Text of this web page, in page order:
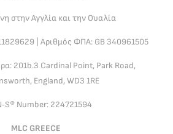
στην Αγγλία και την Ουαλία
| Αριθμός ΦΠΑ: GB 340961505
201b.3 Cardinal Point, Park Road,
England, WD3 1RE
Number: 224721594
MLC GREECE